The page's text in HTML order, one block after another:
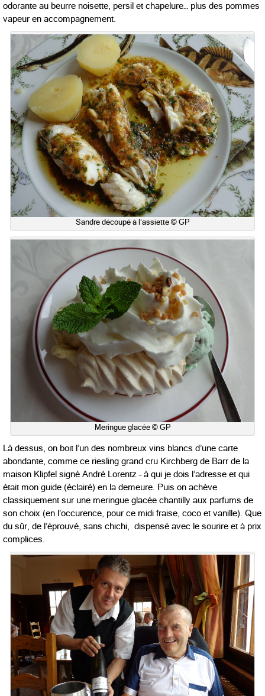
odorante au beurre noisette, persil et chapelure… plus des pommes
vapeur en accompagnement.
Sandre découpé à l’assiette © GP
Meringue glacée © GP
Là dessus, on boit l’un des nombreux vins blancs d’une carte
abondante, comme ce riesling grand cru Kirchberg de Barr de la
maison Klipfel signé André Lorentz – à qui je dois l’adresse et qui
était mon guide (éclairé) en la demeure. Puis on achève
classiquement sur une meringue glacée chantilly aux parfums de
son choix (en l’occurence, pour ce midi fraise, coco et vanille). Que
du sûr, de l’éprouvé, sans chichi, dispensé avec le sourire et à prix
complices.